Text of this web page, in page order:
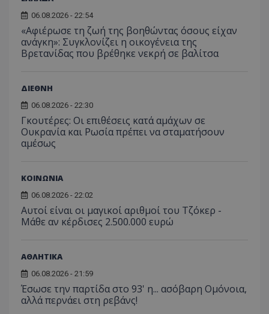
06.08.2026 - 22:54
«Αφιέρωσε τη ζωή της βοηθώντας όσους είχαν
ανάγκη»: Συγκλονίζει η οικογένεια της
Βρετανίδας που βρέθηκε νεκρή σε βαλίτσα
ΔΙΕΘΝΗ
06.08.2026 - 22:30
Γκουτέρες: Οι επιθέσεις κατά αμάχων σε
Ουκρανία και Ρωσία πρέπει να σταματήσουν
αμέσως
ΚΟΙΝΩΝΙΑ
06.08.2026 - 22:02
Αυτοί είναι οι μαγικοί αριθμοί του Τζόκερ -
Μάθε αν κέρδισες 2.500.000 ευρώ
ΑΘΛΗΤΙΚΑ
06.08.2026 - 21:59
Έσωσε την παρτίδα στο 93' η... ασόβαρη Ομόνοια,
αλλά περνάει στη ρεβάνς!